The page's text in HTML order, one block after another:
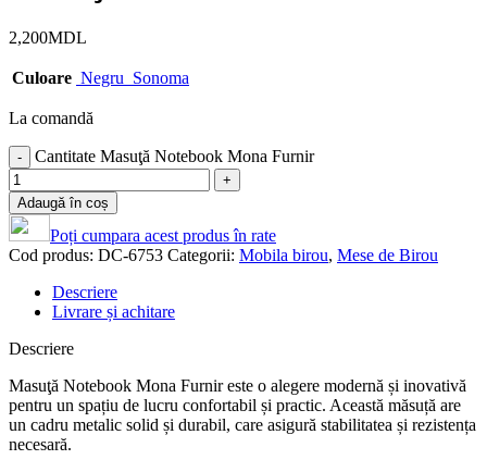
2,200MDL
Culoare Negru Sonoma
La comandă
Cantitate Masuţă Notebook Mona Furnir
Adaugă în coș
Poți cumpara acest produs în rate
Cod produs: DC-6753 Categorii: Mobila birou, Mese de Birou
Descriere
Livrare și achitare
Descriere
Masuţă Notebook Mona Furnir este o alegere modernă și inovativă
pentru un spațiu de lucru confortabil și practic. Această măsuță are
un cadru metalic solid și durabil, care asigură stabilitatea și rezistența
necesară.